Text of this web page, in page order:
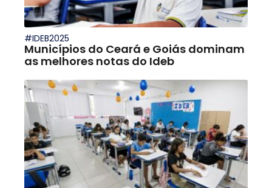
#IDEB2025
Municípios do Ceará e Goiás dominam
as melhores notas do Ideb